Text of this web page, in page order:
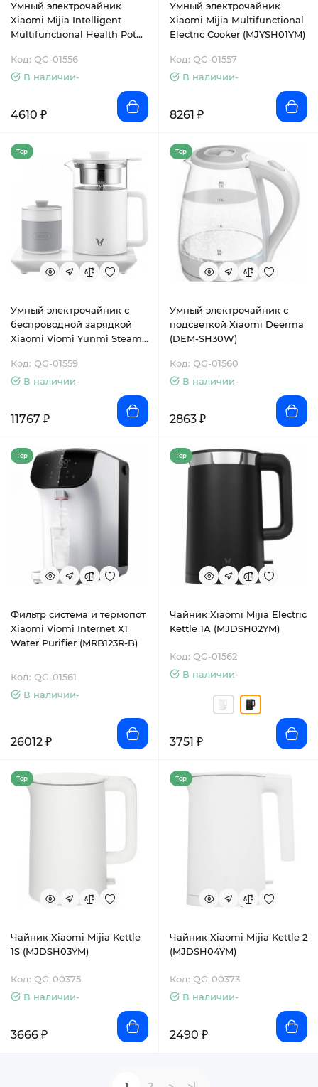
Умный электрочайник
Xiaomi Mijia Intelligent
Multifunctional Health Pot
Код: QG-01556
В наличии-
4610 ₽
Умный электрочайник
Xiaomi Mijia Multifunctional
Electric Cooker (MJYSH01YM)
Код: QG-01557
В наличии-
8261 ₽
Top
Умный электрочайник с
беспроводной зарядкой
Xiaomi Viomi Yunmi Steam
Код: QG-01559
В наличии-
11767 ₽
Top
Умный электрочайник с
подсветкой Xiaomi Deerma
(DEM-SH30W)
Код: QG-01560
В наличии-
2863 ₽
Top
Фильтр система и термопот
Xiaomi Viomi Internet X1
Water Purifier (MRB123R-B)
Код: QG-01561
В наличии-
26012 ₽
Top
Чайник Xiaomi Mijia Electric
Kettle 1A (MJDSH02YM)
Код: QG-01562
В наличии-
3751 ₽
Top
Чайник Xiaomi Mijia Kettle
1S (MJDSH03YM)
Код: QG-00375
В наличии-
3666 ₽
Top
Чайник Xiaomi Mijia Kettle 2
(MJDSH04YM)
Код: QG-00373
В наличии-
2490 ₽